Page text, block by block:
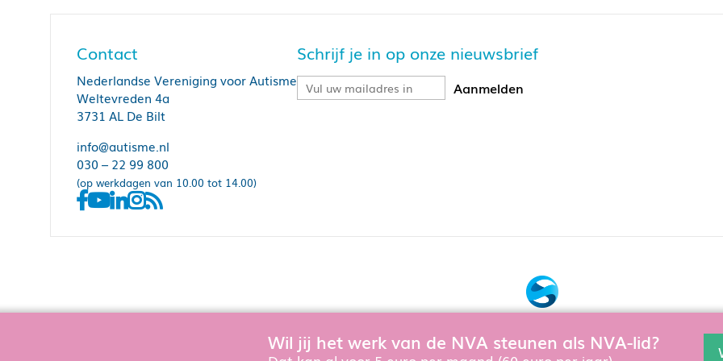
Contact
Nederlandse Vereniging voor Autisme
Weltevreden 4a
3731 AL De Bilt
info@autisme.nl
030 – 22 99 800
(op werkdagen van 10.00 tot 14.00)
Schrijf je in op onze nieuwsbrief
Snowball Ecommerce
Om de website goed te laten functioneren en te verbeteren gebruiken wij cookies. Als u de website
Wil jij het werk van de NVA steunen als NVA-lid?